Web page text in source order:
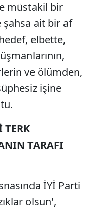
müstakil bir
şahsa ait bir af
elbette,
ve ölümden,
işine
TARAFI
İYİ Parti
olsun',